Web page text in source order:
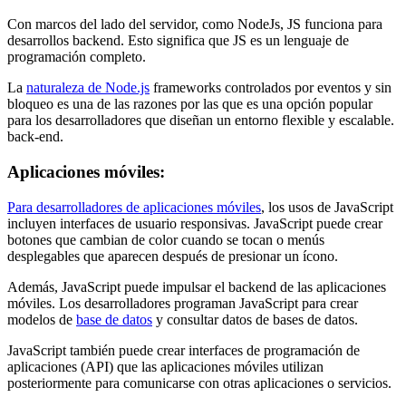
Con marcos del lado del servidor, como NodeJs, JS funciona para
desarrollos backend. Esto significa que JS es un lenguaje de
programación completo.
La naturaleza de Node.js frameworks controlados por eventos y sin
bloqueo es una de las razones por las que es una opción popular
para los desarrolladores que diseñan un entorno flexible y escalable.
back-end.
Aplicaciones móviles:
Para desarrolladores de aplicaciones móviles, los usos de JavaScript
incluyen interfaces de usuario responsivas. JavaScript puede crear
botones que cambian de color cuando se tocan o menús
desplegables que aparecen después de presionar un ícono.
Además, JavaScript puede impulsar el backend de las aplicaciones
móviles. Los desarrolladores programan JavaScript para crear
modelos de base de datos y consultar datos de bases de datos.
JavaScript también puede crear interfaces de programación de
aplicaciones (API) que las aplicaciones móviles utilizan
posteriormente para comunicarse con otras aplicaciones o servicios.